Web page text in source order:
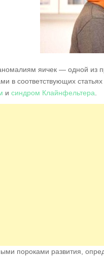
яичек — одной из
в соответствующих статьях
и синдром Клайнфельтера
пороками развития,